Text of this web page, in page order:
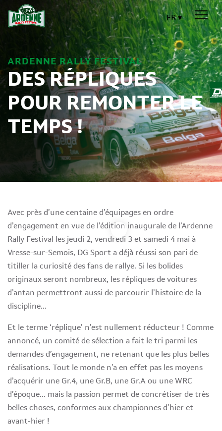
FR
ARDENNE RALLY FESTIVAL
DES RÉPLIQUES
POUR REMONTER LE
TEMPS !
Avec près d’une centaine d’équipages en ordre
d’engagement en vue de l’édition inaugurale de l’Ardenne
Rally Festival les jeudi 2, vendredi 3 et samedi 4 mai à
Vresse-sur-Semois, DG Sport a déjà réussi son pari de
titiller la curiosité des fans de rallye. Si les bolides
originaux seront nombreux, les répliques de voitures
d’antan permettront aussi de parcourir l’histoire de la
discipline…
Et le terme ‘réplique’ n’est nullement réducteur ! Comme
annoncé, un comité de sélection a fait le tri parmi les
demandes d’engagement, ne retenant que les plus belles
réalisations. Tout le monde n’a en effet pas les moyens
d’acquérir une Gr.4, une Gr.B, une Gr.A ou une WRC
d’époque… mais la passion permet de concrétiser de très
belles choses, conformes aux championnes d’hier et
avant-hier !